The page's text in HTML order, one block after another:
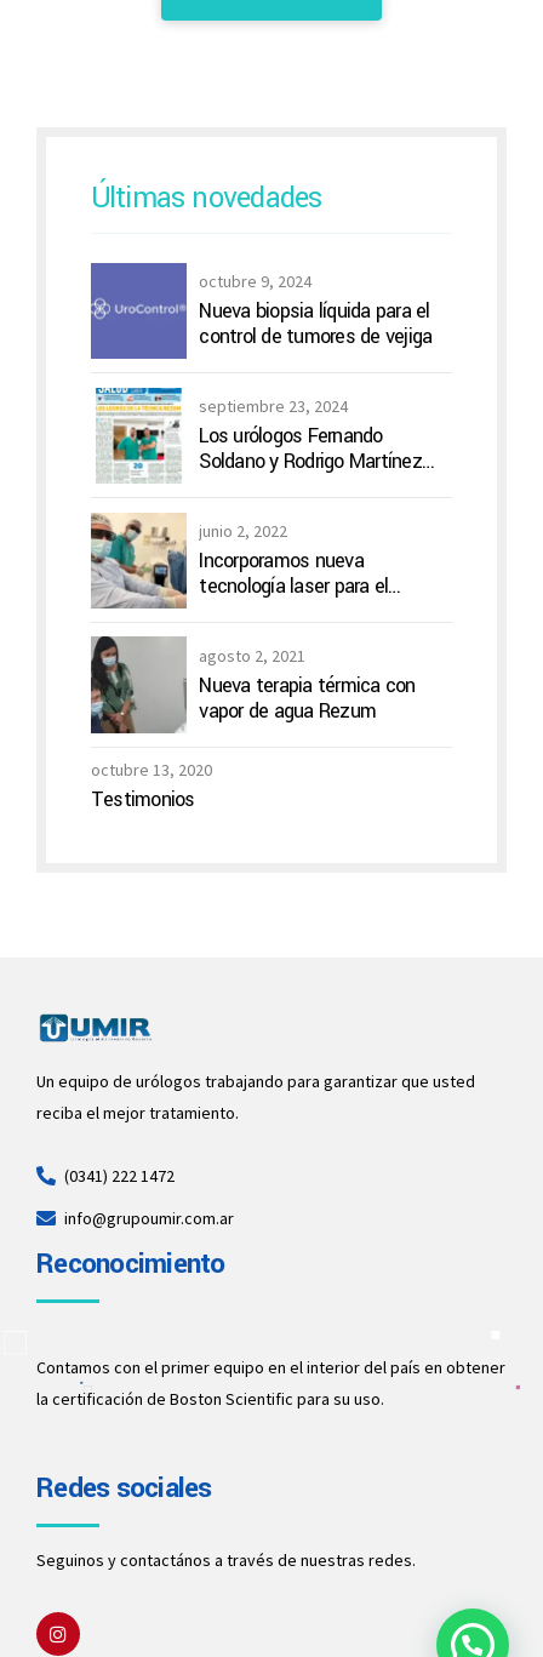
Últimas novedades
octubre 9, 2024
Nueva biopsia líquida para el
control de tumores de vejiga
septiembre 23, 2024
Los urólogos Fernando
Soldano y Rodrigo Martínez
junio 2, 2022
Incorporamos nueva
tecnología laser para el
agosto 2, 2021
Nueva terapia térmica con
vapor de agua Rezum
octubre 13, 2020
Testimonios
Un equipo de urólogos trabajando para garantizar que usted
reciba el mejor tratamiento.
(0341) 222 1472
info@grupoumir.com.ar
Reconocimiento
Contamos con el primer equipo en el interior del país en obtener
la certificación de Boston Scientific para su uso.
Redes sociales
Seguinos y contactános a través de nuestras redes.